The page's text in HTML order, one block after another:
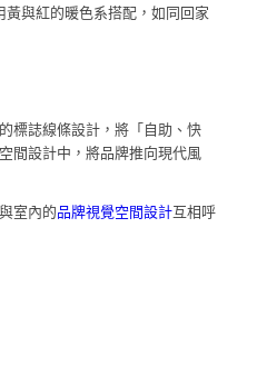
與紅的暖色系搭配，如同回家
標誌線條設計，將「自助、快
間設計中，將品牌推向現代風
室內的品牌視覺空間設計互相呼